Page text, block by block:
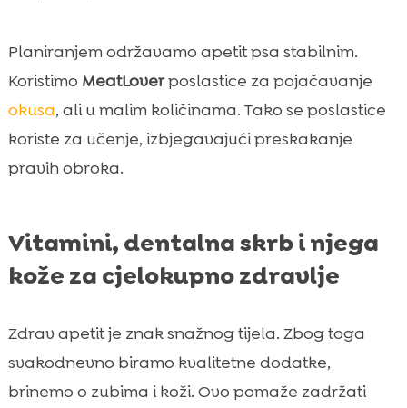
Planiranjem održavamo apetit psa stabilnim.
Koristimo MeatLoverposlastice za pojačavanje
okusa, ali u malim količinama. Tako se poslastice
koriste za učenje, izbjegavajući preskakanje
pravih obroka.
Vitamini, dentalna skrb i njega
kože za cjelokupno zdravlje
Zdrav apetit je znak snažnog tijela. Zbog toga
svakodnevno biramo kvalitetne dodatke,
brinemo o zubima i koži. Ovo pomaže zadržati